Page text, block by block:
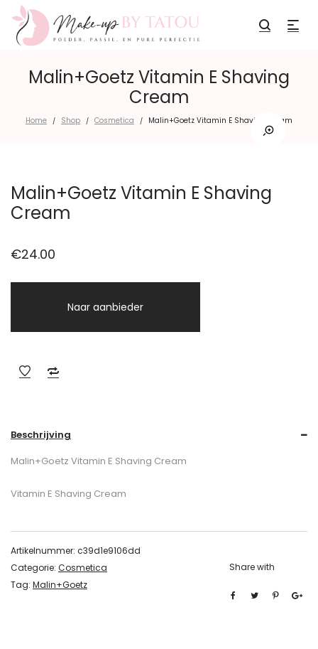
Malin+Goetz Vitamin E Shaving
Cream
Home / Shop / Cosmetica / Malin+Goetz Vitamin E Shaving Cream
Malin+Goetz Vitamin E Shaving
Cream
€24.00
Naar aanbieder
Beschrijving
Malin+Goetz Vitamin E Shaving Cream
Vitamin E Shaving Cream
Artikelnummer: c39d1e9106dd
Categorie: Cosmetica
Tag: Malin+Goetz
Share with